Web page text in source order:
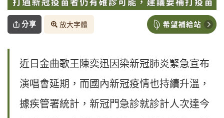
分享 放大字體
近日金曲歌王陳奕迅因染新冠肺炎緊急宣布
演唱會延期，而國內新冠疫情也持續升溫，
據疾管署統計，新冠門急診就診計人次達今